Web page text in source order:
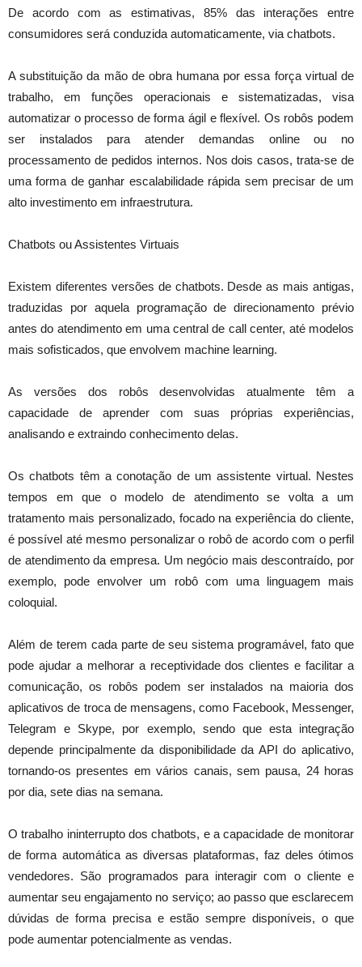
De acordo com as estimativas, 85% das interações entre
consumidores será conduzida automaticamente, via chatbots.
A substituição da mão de obra humana por essa força virtual de
trabalho, em funções operacionais e sistematizadas, visa
automatizar o processo de forma ágil e flexível. Os robôs podem
ser instalados para atender demandas online ou no
processamento de pedidos internos. Nos dois casos, trata-se de
uma forma de ganhar escalabilidade rápida sem precisar de um
alto investimento em infraestrutura.
Chatbots ou Assistentes Virtuais
Existem diferentes versões de chatbots. Desde as mais antigas,
traduzidas por aquela programação de direcionamento prévio
antes do atendimento em uma central de call center, até modelos
mais sofisticados, que envolvem machine learning.
As versões dos robôs desenvolvidas atualmente têm a
capacidade de aprender com suas próprias experiências,
analisando e extraindo conhecimento delas.
Os chatbots têm a conotação de um assistente virtual. Nestes
tempos em que o modelo de atendimento se volta a um
tratamento mais personalizado, focado na experiência do cliente,
é possível até mesmo personalizar o robô de acordo com o perfil
de atendimento da empresa. Um negócio mais descontraído, por
exemplo, pode envolver um robô com uma linguagem mais
coloquial.
Além de terem cada parte de seu sistema programável, fato que
pode ajudar a melhorar a receptividade dos clientes e facilitar a
comunicação, os robôs podem ser instalados na maioria dos
aplicativos de troca de mensagens, como Facebook, Messenger,
Telegram e Skype, por exemplo, sendo que esta integração
depende principalmente da disponibilidade da API do aplicativo,
tornando-os presentes em vários canais, sem pausa, 24 horas
por dia, sete dias na semana.
O trabalho ininterrupto dos chatbots, e a capacidade de monitorar
de forma automática as diversas plataformas, faz deles ótimos
vendedores. São programados para interagir com o cliente e
aumentar seu engajamento no serviço; ao passo que esclarecem
dúvidas de forma precisa e estão sempre disponíveis, o que
pode aumentar potencialmente as vendas.